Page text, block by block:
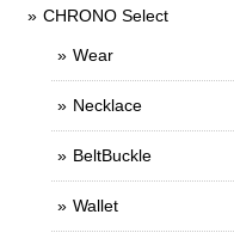
CHRONO Select
Wear
Necklace
BeltBuckle
Wallet